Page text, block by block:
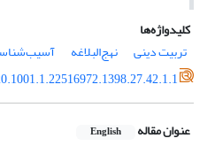
کلیدواژه‌ها
تربیت دینی
نهج‌البلاغه
عنوان مقاله English